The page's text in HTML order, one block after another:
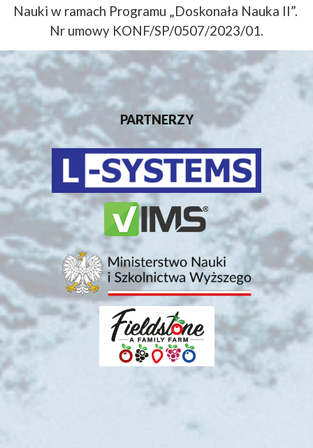
Nauki w ramach Programu „Doskonała Nauka II”.
Nr umowy KONF/SP/0507/2023/01.
PARTNERZY